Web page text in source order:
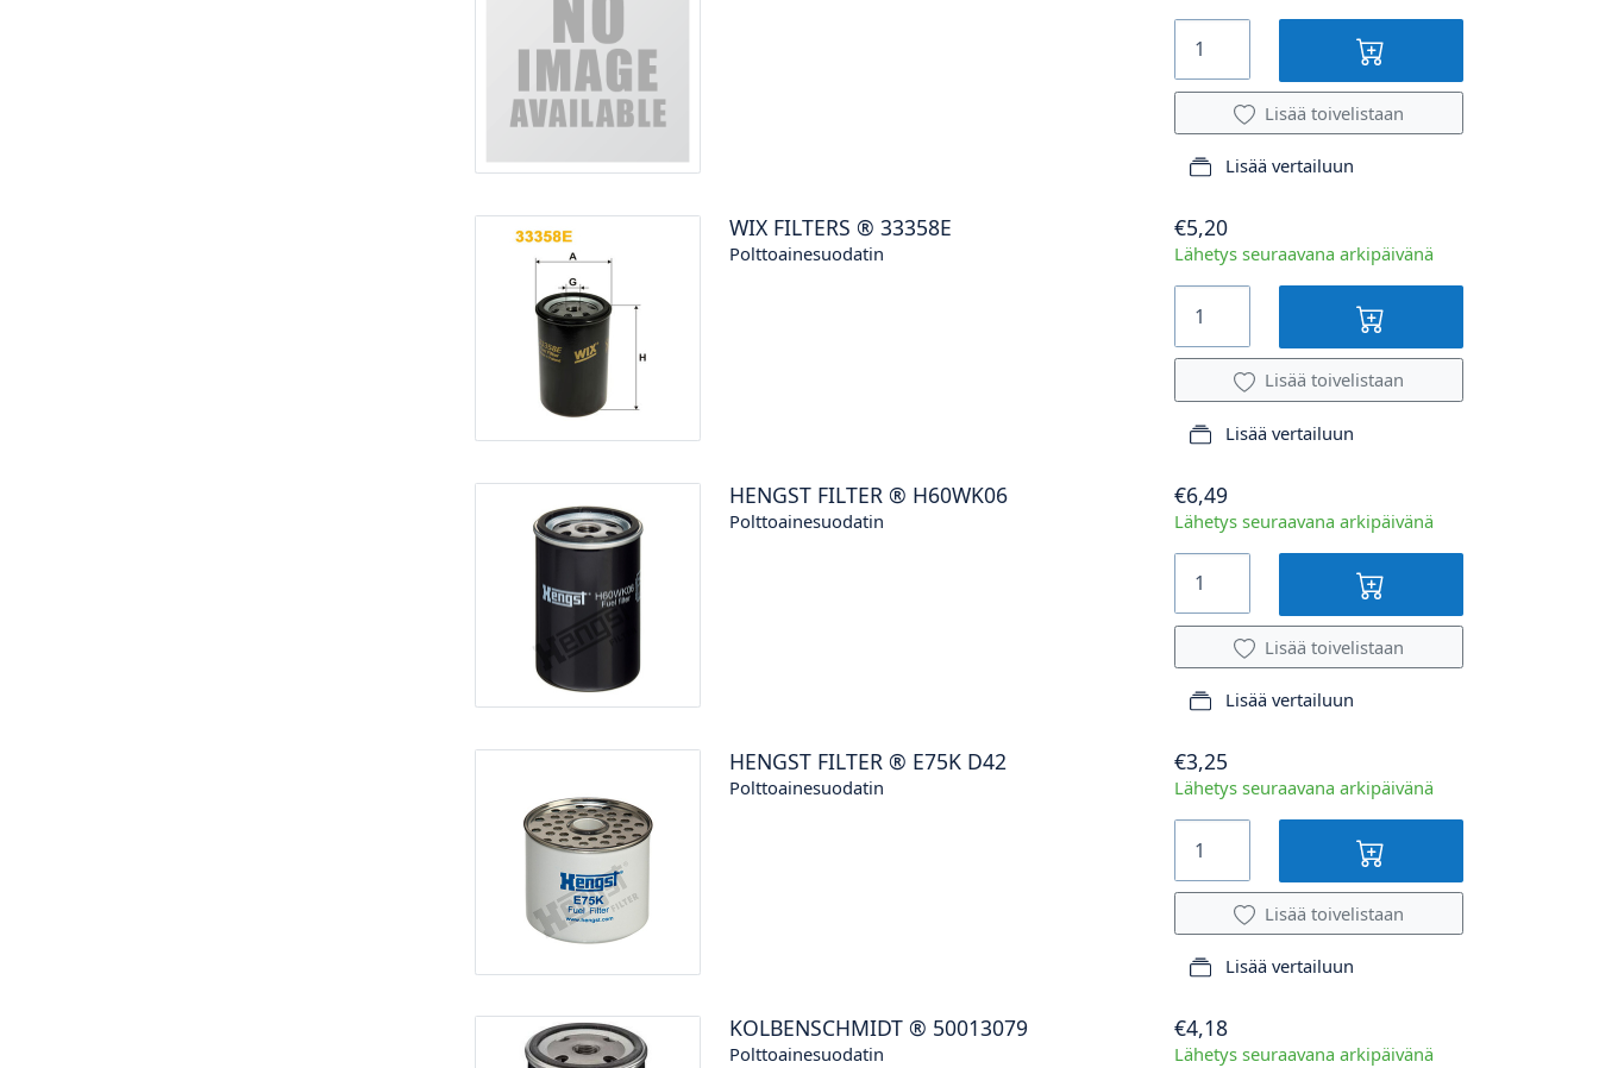
Lisää toivelistaan
Lisää vertailuun
WIX FILTERS ® 33358E
Polttoainesuodatin
€5,20
Lähetys seuraavana arkipäivänä
Lisää toivelistaan
Lisää vertailuun
HENGST FILTER ® H60WK06
Polttoainesuodatin
€6,49
Lähetys seuraavana arkipäivänä
Lisää toivelistaan
Lisää vertailuun
HENGST FILTER® E75K D42
Polttoainesuodatin
€3,25
Lähetys seuraavana arkipäivänä
Lisää toivelistaan
Lisää vertailuun
KOLBENSCHMIDT® 50013079
Polttoainesuodatin
€4,18
Lähetys seuraavana arkipäivänä